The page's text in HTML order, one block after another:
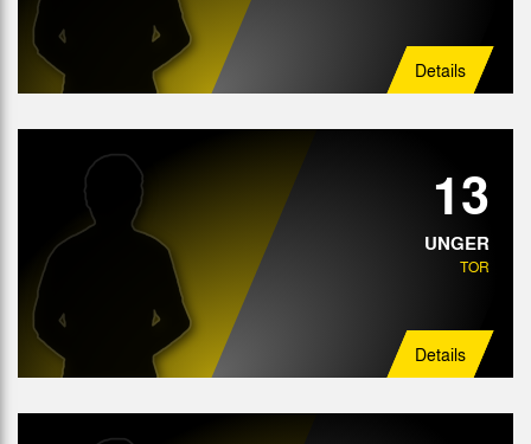
Details
13
UNGER
TOR
Details